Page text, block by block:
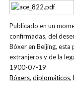
Publicado en un
confirmadas, del
Bóxer en Beijing,
extranjeros y de la
1900-07-19
Bóxers,diplomáticos,